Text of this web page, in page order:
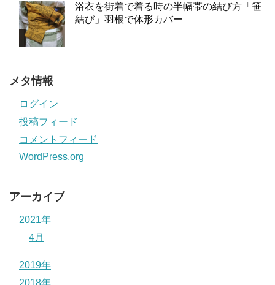
浴衣を街着で着る時の半幅帯の結び方「笹
結び」羽根で体形カバー
メタ情報
ログイン
投稿フィード
コメントフィード
WordPress.org
アーカイブ
2021年
4月
2019年
2018年